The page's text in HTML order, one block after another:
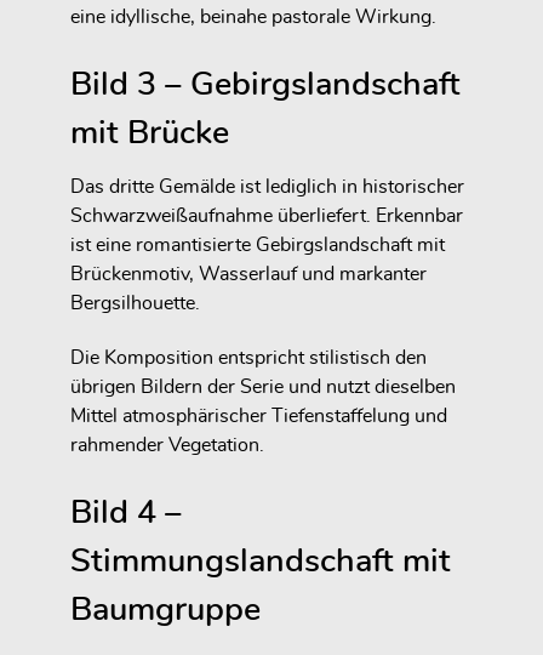
eine idyllische, beinahe pastorale Wirkung.
Bild 3 – Gebirgslandschaft
mit Brücke
Das dritte Gemälde ist lediglich in historischer
Schwarzweißaufnahme überliefert. Erkennbar
ist eine romantisierte Gebirgslandschaft mit
Brückenmotiv, Wasserlauf und markanter
Bergsilhouette.
Die Komposition entspricht stilistisch den
übrigen Bildern der Serie und nutzt dieselben
Mittel atmosphärischer Tiefenstaffelung und
rahmender Vegetation.
Bild 4 –
Stimmungslandschaft mit
Baumgruppe